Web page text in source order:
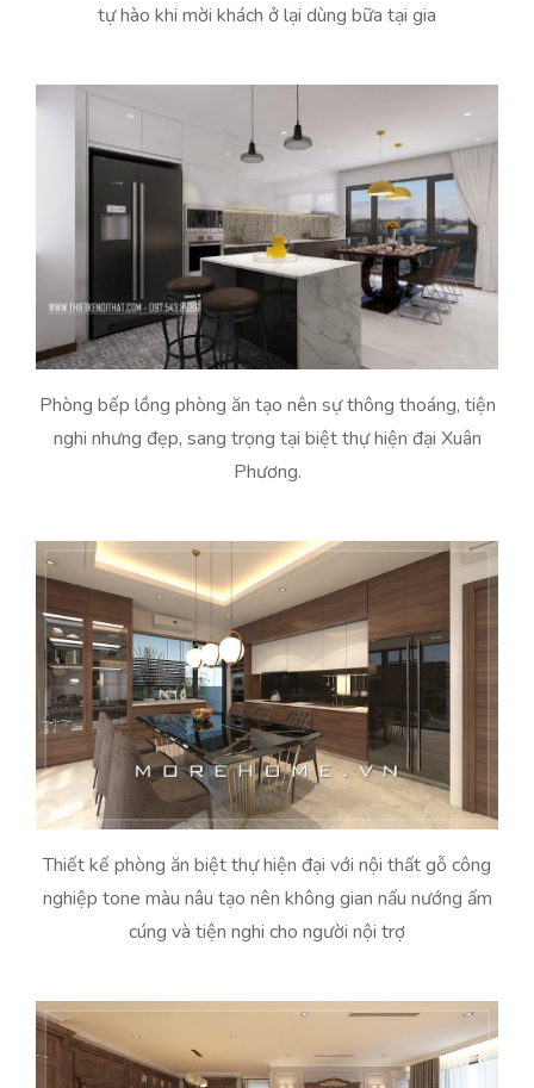
tự hào khi mời khách ở lại dùng bữa tại gia
Phòng bếp lồng phòng ăn tạo nên sự thông thoáng, tiện
nghi nhưng đẹp, sang trọng tại biệt thự hiện đại Xuân
Phương.
Thiết kế phòng ăn biệt thự hiện đại với nội thất gỗ công
nghiệp tone màu nâu tạo nên không gian nấu nướng ấm
cúng và tiện nghi cho người nội trợ